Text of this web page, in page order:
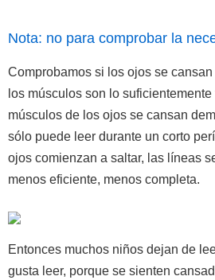
Nota: no para comprobar la
Comprobamos si los ojos se
los músculos son lo
músculos de los ojos se cansan
sólo puede leer durante un corto
ojos comienzan a saltar, las líneas
menos eficiente, menos completa.
Entonces muchos niños dejan de
gusta leer, porque se sienten